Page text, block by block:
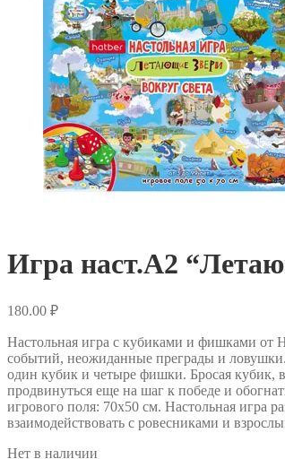
Игра наст.А2
180.00 ₽
Настольная игра с кубиками и фишками от
событий, неожиданные преграды и ловушки.
один кубик и четыре фишки. Бросая кубик, в
продвинуться еще на шаг к победе и
игрового поля: 70х50 см. Настольная игра
взаимодействовать с ровесниками и
Нет в наличии